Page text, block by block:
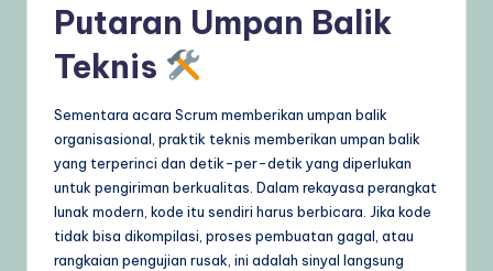
Putaran Umpan Balik
Teknis
Sementara acara Scrum memberikan umpan balik
organisasional, praktik teknis memberikan umpan balik
yang terperinci dan detik-per-detik yang diperlukan
untuk pengiriman berkualitas. Dalam rekayasa perangkat
lunak modern, kode itu sendiri harus berbicara. Jika kode
tidak bisa dikompilasi, proses pembuatan gagal, atau
rangkaian pengujian rusak, ini adalah sinyal langsung